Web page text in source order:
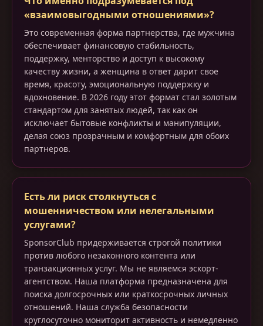
«взаимовыгодными отношениями»?
Это современная форма партнерства, где мужчина
обеспечивает финансовую стабильность,
поддержку, менторство и доступ к высокому
качеству жизни, а женщина в ответ дарит свое
время, красоту, эмоциональную поддержку и
вдохновение. В 2026 году этот формат стал золотым
стандартом для занятых людей, так как он
исключает бытовые конфликты и манипуляции,
делая союз прозрачным и комфортным для обоих
партнеров.
Есть ли риск столкнуться с
мошенничеством или нелегальными
услугами?
SponsorClub придерживается строгой политики
против любого незаконного контента или
транзакционных услуг. Мы не являемся эскорт-
агентством. Наша платформа предназначена для
поиска долгосрочных или краткосрочных личных
отношений. Наша служба безопасности
круглосуточно мониторит активность и немедленно